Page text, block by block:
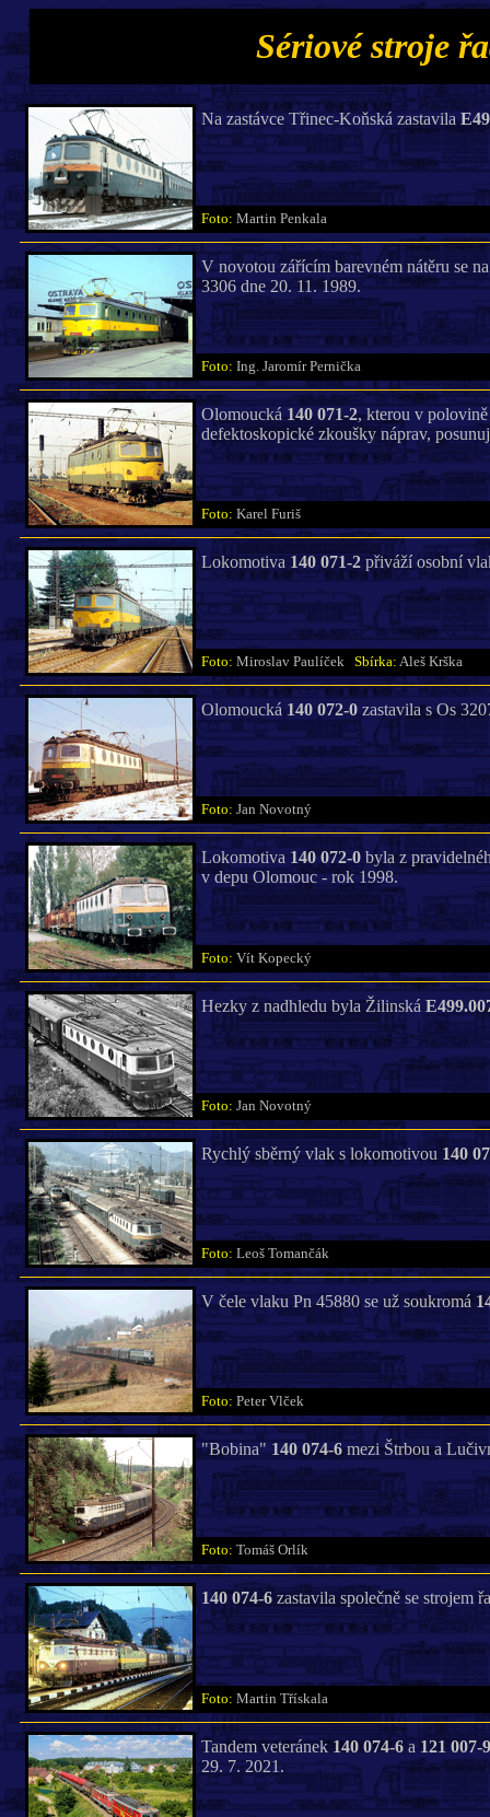
Sériové stroje
Na zastávce Třinec-Koňská zastavila
Foto: Martin Penkala
V novotou zářícím barevném nátěru se
3306 dne 20. 11. 1989.
Foto: Ing. Jaromír Pernička
Olomoucká 140 071-2, kterou v
defektoskopické zkoušky náprav,
Foto: Karel Furiš
Lokomotiva 140 071-2přiváží osobní
Foto: Miroslav Paulíček Sbírka: Aleš Krška
Olomoucká 140 072-0zastavila s Os
Foto: Jan Novotný
Lokomotiva 140 072-0byla z
v depu Olomouc - rok 1998.
Foto: Vít Kopecký
Hezky z nadhledu byla Žilinská
Foto: Jan Novotný
Rychlý sběrný vlak s lokomotivou140
Foto: Leoš Tomančák
V čele vlaku Pn 45880 se už soukromá
Foto: Peter Vlček
"Bobina" 140 074-6mezi Štrbou a
Foto: Tomáš Orlík
140 074-6zastavila společně se strojem
Foto: Martin Třískala
Tandem veteránek 140 074-6a 121 007-9
29. 7. 2021.